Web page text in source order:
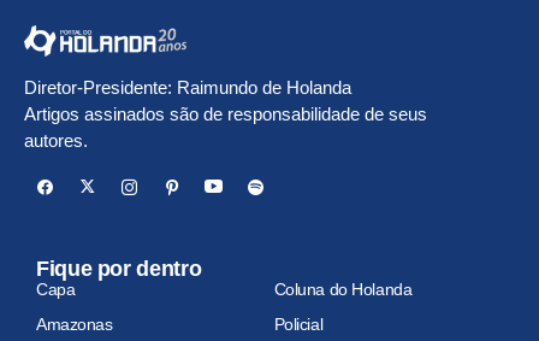
Diretor-Presidente: Raimundo de Holanda
Artigos assinados são de responsabilidade de seus
autores.
Fique por dentro
Capa
Coluna do Holanda
Amazonas
Policial